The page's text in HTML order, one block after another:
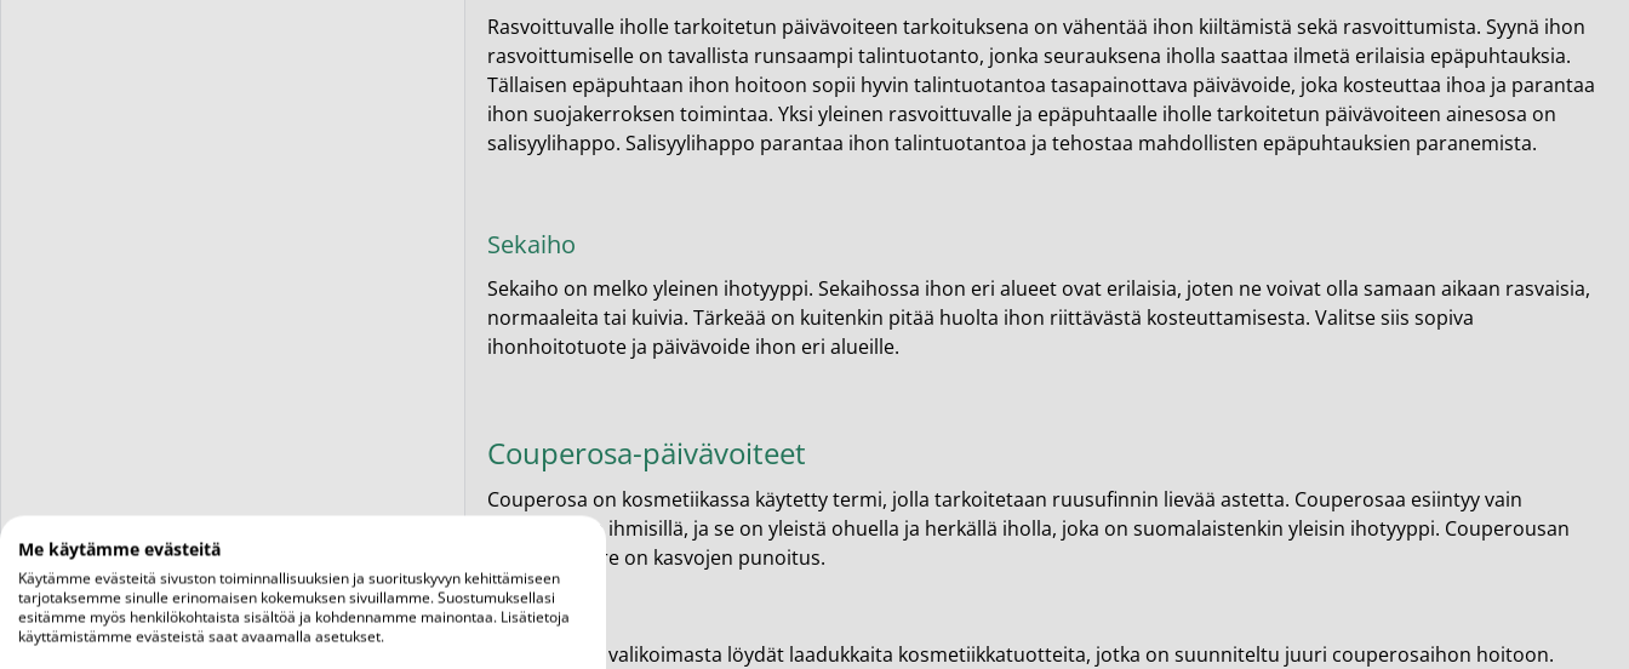
Rasvoittuvalle iholle tarkoitetun päivävoiteen tarkoituksena on vähentää ihon kiiltämistä sekä rasvoittumista. Syynä ihon
rasvoittumiselle on ​​tavallista runsaampi talintuotanto, jonka seurauksena iholla saattaa ilmetä erilaisia epäpuhtauksia.
Tällaisen epäpuhtaan ihon hoitoon sopii hyvin talintuotantoa tasapainottava päivävoide, joka kosteuttaa ihoa ja parantaa
ihon suojakerroksen toimintaa. Yksi yleinen rasvoittuvalle ja epäpuhtaalle iholle tarkoitetun päivävoiteen ainesosa on
salisyylihappo. Salisyylihappo parantaa ihon talintuotantoa ja tehostaa mahdollisten epäpuhtauksien paranemista.
Sekaiho
Sekaiho on melko yleinen ihotyyppi. Sekaihossa ihon eri alueet ovat erilaisia, joten ne voivat olla samaan aikaan rasvaisia,
normaaleita tai kuivia. Tärkeää on kuitenkin pitää huolta ihon riittävästä kosteuttamisesta. Valitse siis sopiva
ihonhoitotuote ja päivävoide ihon eri alueille.
Couperosa-päivävoiteet
Couperosa on kosmetiikassa käytetty termi, jolla tarkoitetaan ruusufinnin lievää astetta. Couperosaa esiintyy vain
valkoihoisilla ihmisillä, ja se on yleistä ohuella ja herkällä iholla, joka on suomalaistenkin yleisin ihotyyppi. Couperousan
keskeinen oire on kasvojen punoitus.
Olo-apteekin valikoimasta löydät laadukkaita kosmetiikkatuotteita, jotka on suunniteltu juuri couperosaihon hoitoon.
Me käytämme evästeitä
Käytämme evästeitä sivuston toiminnallisuuksien ja suorituskyvyn kehittämiseen
tarjotaksemme sinulle erinomaisen kokemuksen sivuillamme. Suostumuksellasi
esitämme myös henkilökohtaista sisältöä ja kohdennamme mainontaa. Lisätietoja
käyttämistämme evästeistä saat avaamalla asetukset.